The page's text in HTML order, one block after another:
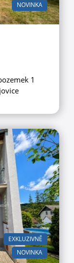
NOVINKA
1
NOVINKA
EXKLUZIVNĚ